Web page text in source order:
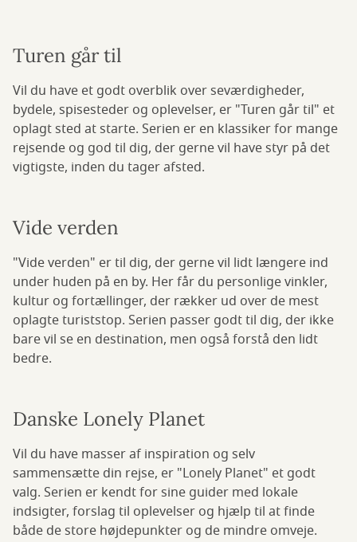
Turen går til
Vil du have et godt overblik over seværdigheder,
bydele, spisesteder og oplevelser, er "Turen går til" et
oplagt sted at starte. Serien er en klassiker for mange
rejsende og god til dig, der gerne vil have styr på det
vigtigste, inden du tager afsted.
Vide verden
"Vide verden" er til dig, der gerne vil lidt længere ind
under huden på en by. Her får du personlige vinkler,
kultur og fortællinger, der rækker ud over de mest
oplagte turiststop. Serien passer godt til dig, der ikke
bare vil se en destination, men også forstå den lidt
bedre.
Danske Lonely Planet
Vil du have masser af inspiration og selv
sammensætte din rejse, er "Lonely Planet" et godt
valg. Serien er kendt for sine guider med lokale
indsigter, forslag til oplevelser og hjælp til at finde
både de store højdepunkter og de mindre omveje.